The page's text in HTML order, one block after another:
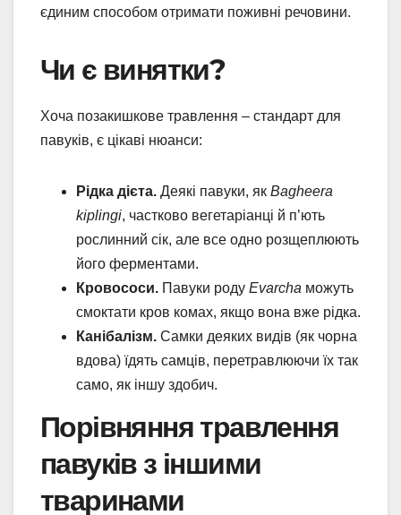
єдиним способом отримати поживні речовини.
Чи є винятки?
Хоча позакишкове травлення – стандарт для
павуків, є цікаві нюанси:
Рідка дієта. Деякі павуки, як Bagheera
kiplingi, частково вегетаріанці й п’ють
рослинний сік, але все одно розщеплюють
його ферментами.
Кровососи. Павуки роду Evarcha можуть
смоктати кров комах, якщо вона вже рідка.
Канібалізм. Самки деяких видів (як чорна
вдова) їдять самців, перетравлюючи їх так
само, як іншу здобич.
Порівняння травлення
павуків з іншими
тваринами